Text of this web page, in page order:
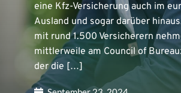
eine Kfz-Versicherung auch im
Ausland und sogar darüber
mit rund 1.500 Versicherern
mittlerweile am Council of
der die […]